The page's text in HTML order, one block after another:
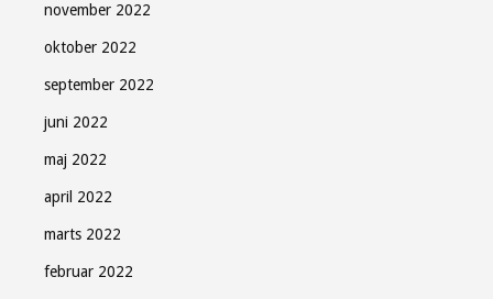
november 2022
oktober 2022
september 2022
juni 2022
maj 2022
april 2022
marts 2022
februar 2022